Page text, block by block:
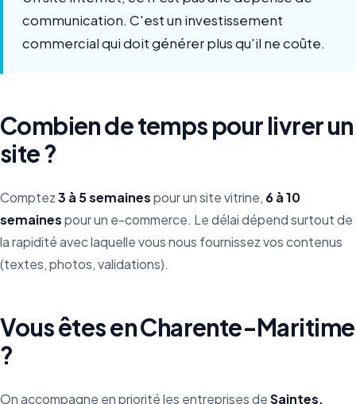
communication. C'est un investissement
commercial qui doit générer plus qu'il ne coûte.
Combien de temps pour livrer un
site ?
Comptez3 à 5 semainespour un site vitrine, 6 à 10
semainespour un e-commerce. Le délai dépend surtout de
la rapidité avec laquelle vous nous fournissez vos contenus
(textes, photos, validations).
Vous êtes en Charente-Maritime
?
On accompagne en priorité les entreprises deSaintes,